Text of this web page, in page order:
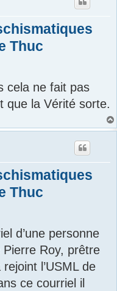
Thuc
cela ne fait pas
que la Vérité sorte.
Thuc
d’une personne
Pierre Roy, prêtre
l’USML de
ce courriel il